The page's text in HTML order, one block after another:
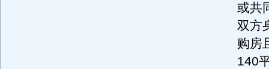
或共
双方
购房
140